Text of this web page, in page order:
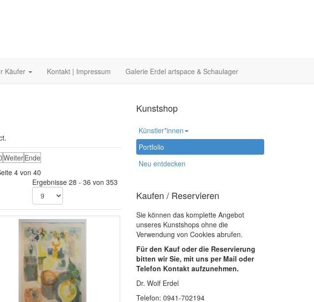
Käufer Kontakt | Impressum Galerie Erdel artspace & Schaulager
WeiterEnde
4 von 40
Ergebnisse 28 - 36 von 353
Kunstshop
Künstler*innen
Portfolio
Neu entdecken
Kaufen / Reservieren
Sie können das komplette Angebot
unseres Kunstshops ohne die
Verwendung von Cookies abrufen.
Für den Kauf oder die Reservierung
bitten wir Sie, mit uns per Mail oder
Telefon Kontakt aufzunehmen.
Dr. Wolf Erdel
Telefon: 0941-702194